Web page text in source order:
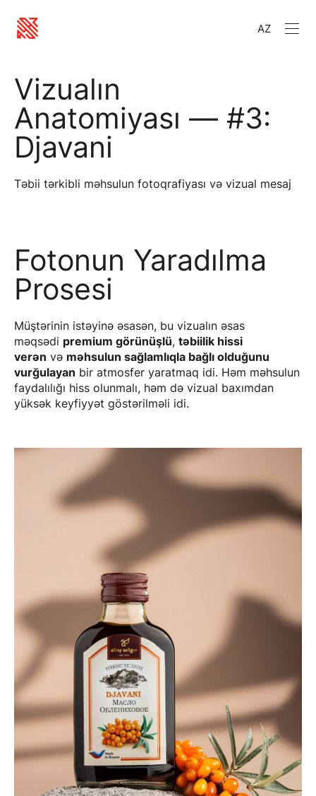
AZ
Vizualın
Anatomiyası — #3:
Djavani
Təbii tərkibli məhsulun fotoqrafiyası və vizual mesaj
Fotonun Yaradılma
Prosesi
Müştərinin istəyinə əsasən, bu vizualın əsas
məqsədi premium görünüşlü, təbiilik hissi
verən və məhsulun sağlamlıqla bağlı olduğunu
vurğulayan bir atmosfer yaratmaq idi. Həm məhsulun
faydalılığı hiss olunmalı, həm də vizual baxımdan
yüksək keyfiyyət göstərilməli idi.